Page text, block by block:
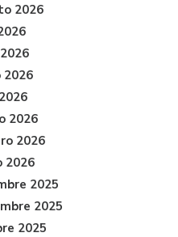
2026
2026
2026
2026
2026
2025
2025
2025